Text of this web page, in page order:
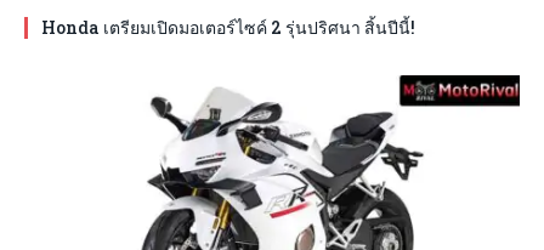
Honda เตรียมเปิดมอเตอร์ไซค์ 2 รุ่นปริศนา สิ้นปีนี้!